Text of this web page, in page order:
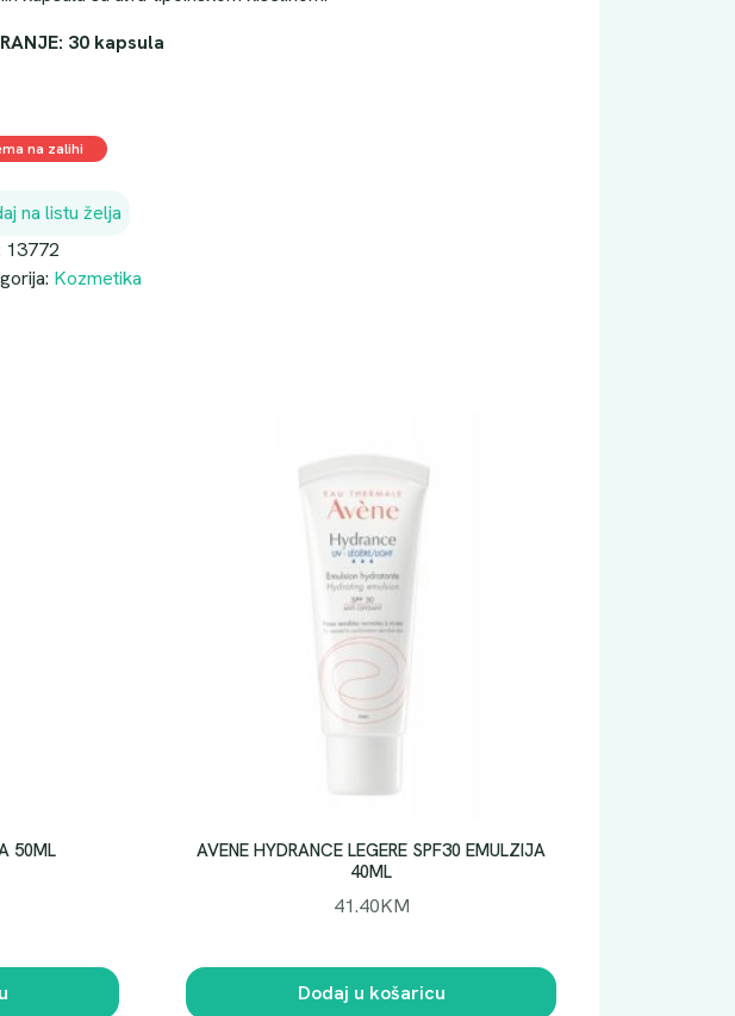
30 kapsula
na zalihi
na listu želja
13772
Kozmetika
50ML
AVENE HYDRANCE LEGERE SPF30 EMULZIJA
40ML
41.40KM
Dodaj u košaricu